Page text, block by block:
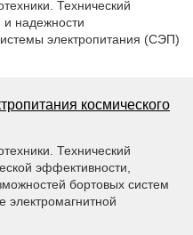
Технический
и надежности
электропитания (СЭП)
космического
Технический
эффективности,
бортовых систем
электромагнитной